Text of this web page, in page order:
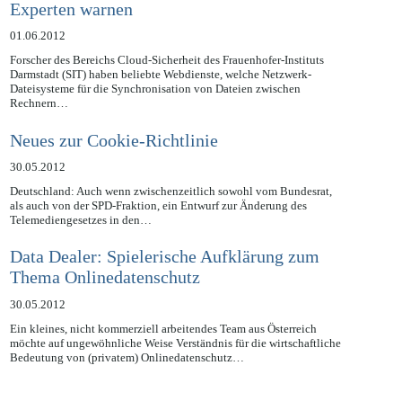
Dropbox, CloudMe & Co.: Datenschutz-
Experten warnen
01.06.2012
Forscher des Bereichs Cloud-Sicherheit des Frauenhofer-Instituts
Darmstadt (SIT) haben beliebte Webdienste, welche Netzwerk-
Dateisysteme für die Synchronisation von Dateien zwischen
Neues zur Cookie-Richtlinie
30.05.2012
Deutschland: Auch wenn zwischenzeitlich sowohl vom Bundesrat,
als auch von der SPD-Fraktion, ein Entwurf zur Änderung des
Data Dealer: Spielerische Aufklärung zum
Thema Onlinedatenschutz
30.05.2012
Ein kleines, nicht kommerziell arbeitendes Team aus Österreich
möchte auf ungewöhnliche Weise Verständnis für die wirtschaftliche